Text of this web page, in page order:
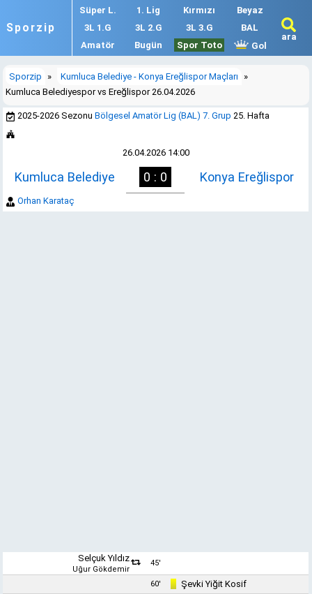
Sporzip
Süper L. 1. Lig Kırmızı
Beyaz
3L 1.G
3L 2.G 3L 3.G
BAL
Amatör
Bugün Spor Toto Gol
ara
Sporzip » Kumluca Belediye - Konya Ereğlispor Maçları
»
Kumluca Belediyespor vs Ereğlispor 26.04.2026
2025-2026 SezonuBölgesel Amatör Lig (BAL) 7. Grup 25. Hafta
26.04.2026 14:00
Kumluca Belediye 0 : 0 Konya Ereğlispor
Orhan Karataç
Selçuk Yıldız
Uğur Gökdemir
45'
60'
Şevki Yiğit Kosif